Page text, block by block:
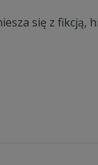
się z fikcją,